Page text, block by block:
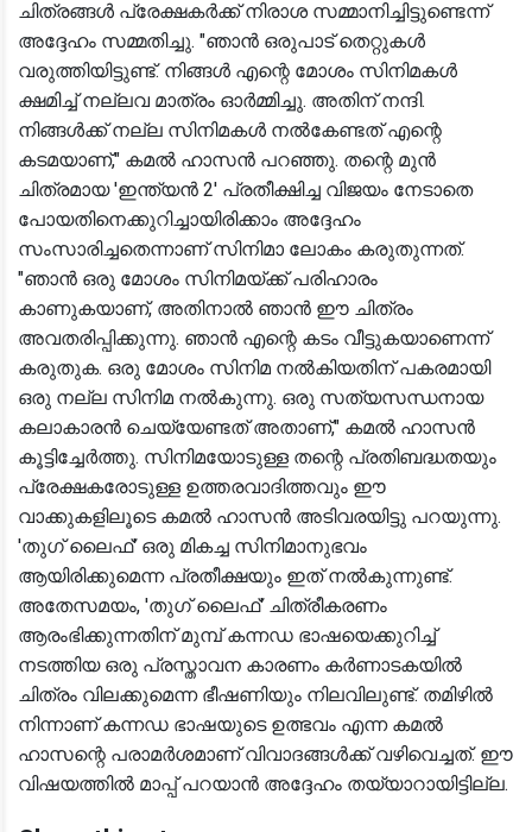
ചിത്രങ്ങൾ പ്രേക്ഷകർക്ക് നിരാശ സമ്മാനിച്ചിട്ടുണ്ടെന്ന്
അദ്ദേഹം സമ്മതിച്ചു. "ഞാൻ ഒരുപാട് തെറ്റുകൾ
വരുത്തിയിട്ടുണ്ട്. നിങ്ങൾ എന്റെ മോശം സിനിമകൾ
ക്ഷമിച്ച് നല്ലവ മാത്രം ഓർമ്മിച്ചു. അതിന് നന്ദി.
നിങ്ങൾക്ക് നല്ല സിനിമകൾ നൽകേണ്ടത് എന്റെ
കടമയാണ്," കമൽ ഹാസൻ പറഞ്ഞു. തന്റെ മുൻ
ചിത്രമായ 'ഇന്ത്യൻ 2' പ്രതീക്ഷിച്ച വിജയം നേടാതെ
പോയതിനെക്കുറിച്ചായിരിക്കാം അദ്ദേഹം
സംസാരിച്ചതെന്നാണ് സിനിമാ ലോകം കരുതുന്നത്.
"ഞാൻ ഒരു മോശം സിനിമയ്ക്ക് പരിഹാരം
കാണുകയാണ്, അതിനാൽ ഞാൻ ഈ ചിത്രം
അവതരിപ്പിക്കുന്നു. ഞാൻ എന്റെ കടം വീട്ടുകയാണെന്ന്
കരുതുക. ഒരു മോശം സിനിമ നൽകിയതിന് പകരമായി
ഒരു നല്ല സിനിമ നൽകുന്നു. ഒരു സത്യസന്ധനായ
കലാകാരൻ ചെയ്യേണ്ടത് അതാണ്," കമൽ ഹാസൻ
കൂട്ടിച്ചേർത്തു. സിനിമയോടുള്ള തന്റെ പ്രതിബദ്ധതയും
പ്രേക്ഷകരോടുള്ള ഉത്തരവാദിത്തവും ഈ
വാക്കുകളിലൂടെ കമൽ ഹാസൻ അടിവരയിട്ടു പറയുന്നു.
'തുഗ് ലൈഫ്' ഒരു മികച്ച സിനിമാനുഭവം
ആയിരിക്കുമെന്ന പ്രതീക്ഷയും ഇത് നൽകുന്നുണ്ട്.
അതേസമയം, 'തുഗ് ലൈഫ്' ചിത്രീകരണം
ആരംഭിക്കുന്നതിന് മുമ്പ് കന്നഡ ഭാഷയെക്കുറിച്ച്
നടത്തിയ ഒരു പ്രസ്താവന കാരണം കർണാടകയിൽ
ചിത്രം വിലക്കുമെന്ന ഭീഷണിയും നിലവിലുണ്ട്. തമിഴിൽ
നിന്നാണ് കന്നഡ ഭാഷയുടെ ഉത്ഭവം എന്ന കമൽ
ഹാസന്റെ പരാമർശമാണ് വിവാദങ്ങൾക്ക് വഴിവെച്ചത്. ഈ
വിഷയത്തിൽ മാപ്പ് പറയാൻ അദ്ദേഹം തയ്യാറായിട്ടില്ല.